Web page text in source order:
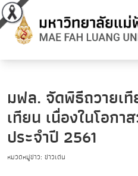
มฟล. จัดพิธีถวายเ
เทียน เนื่องในโอกา
ประจำปี 2561
หมวดหมู่ข่าว: ข่าวเด่น